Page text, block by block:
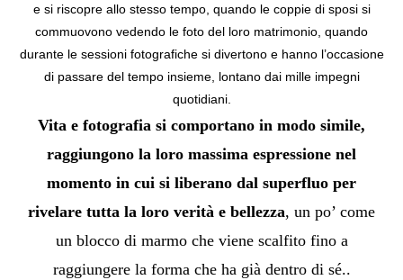
e si riscopre allo stesso tempo, quando le coppie di sposi si
commuovono vedendo le foto del loro matrimonio, quando
durante le sessioni fotografiche si divertono e hanno l’occasione
di passare del tempo insieme, lontano dai mille impegni
quotidiani.
Vita e fotografia si comportano in modo simile,
raggiungono la loro massima espressione nel
momento in cui si liberano dal superfluo per
rivelare tutta la loro verità e bellezza, un po’ come
un blocco di marmo che viene scalfito fino a
raggiungere la forma che ha già dentro di sé..